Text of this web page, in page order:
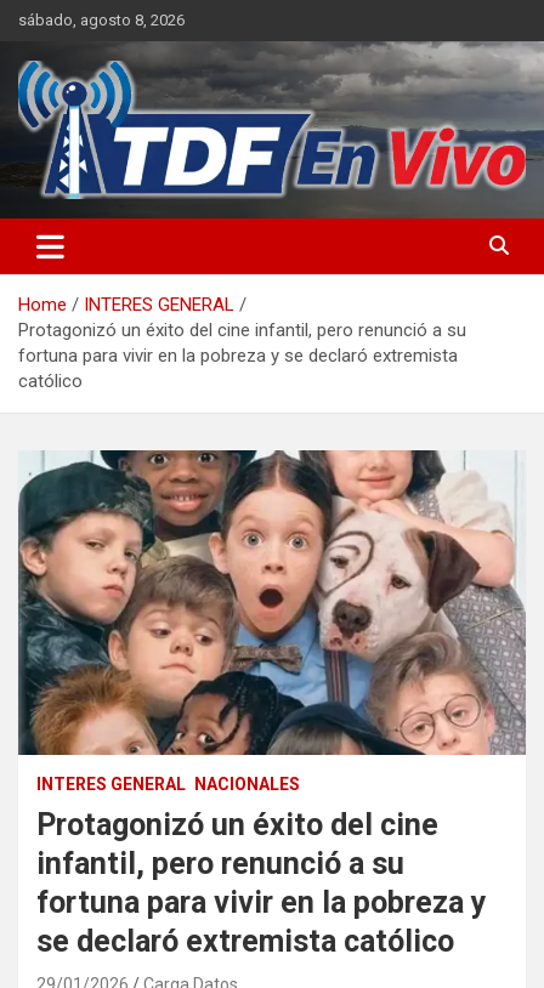
Skip
content
sábado, agosto 8, 2026
Home
INTERES GENERAL
Protagonizó un éxito del cine infantil, pero renunció a su
fortuna para vivir en la pobreza y se declaró extremista
católico
INTERES GENERAL NACIONALES
Protagonizó un éxito del cine
infantil, pero renunció a su
fortuna para vivir en la pobreza y
se declaró extremista católico
29/01/2026 Carga Datos